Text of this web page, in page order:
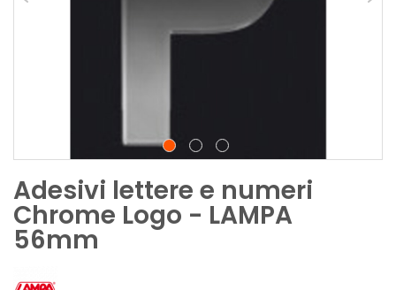
Adesivi lettere e numeri
Chrome Logo - LAMPA
56mm